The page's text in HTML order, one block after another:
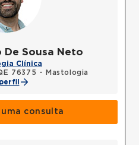
Sousa Neto
Clínica
76375 - Mastologia
consulta